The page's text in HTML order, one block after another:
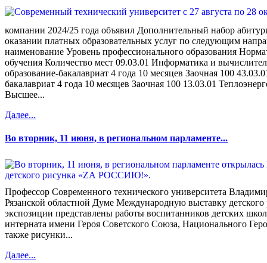
компании 2024/25 года объявил Дополнительный набор
оказании платных образовательных услуг по следующим
наименование Уровень профессионального образования
обучения Количество мест 09.03.01 Информатика и
образование-бакалавриат 4 года 10 месяцев Заочная 100
бакалавриат 4 года 10 месяцев Заочная 100 13.03.01
Высшее...
Далее...
Во вторник, 11 июня, в региональном парламенте...
Профессор Современного технического университета
Рязанской областной Думе Международную выставку
экспозиции представлены работы воспитанников детских
интерната имени Героя Советского Союза, Национального
также рисунки...
Далее...